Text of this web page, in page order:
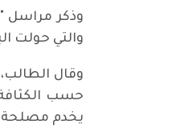
وذكر مراسل
والتي حولت
وقال
حسب
يخدم مصلحة